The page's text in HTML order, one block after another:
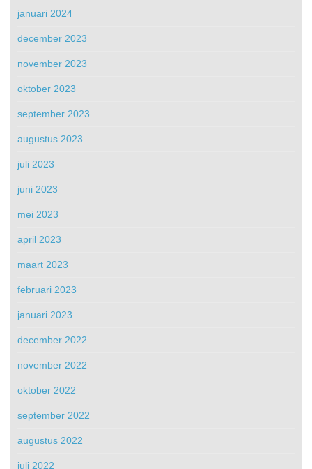
januari 2024
december 2023
november 2023
oktober 2023
september 2023
augustus 2023
juli 2023
juni 2023
mei 2023
april 2023
maart 2023
februari 2023
januari 2023
december 2022
november 2022
oktober 2022
september 2022
augustus 2022
juli 2022